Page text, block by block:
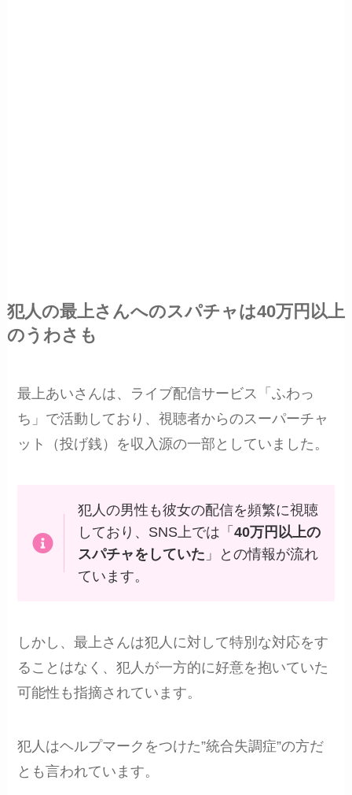
犯人の最上さんへのスパチャは40万円以上
のうわさも
最上あいさんは、ライブ配信サービス「ふわっ
ち」で活動しており、視聴者からのスーパーチャ
ット（投げ銭）を収入源の一部としていました。
犯人の男性も彼女の配信を頻繁に視聴
しており、SNS上では「 40万円以上の
スパチャをしていた 」との情報が流れ
ています。
しかし、最上さんは犯人に対して特別な対応をす
ることはなく、犯人が一方的に好意を抱いていた
可能性も指摘されています。
犯人はヘルプマークをつけた”統合失調症”の方だ
とも言われています。